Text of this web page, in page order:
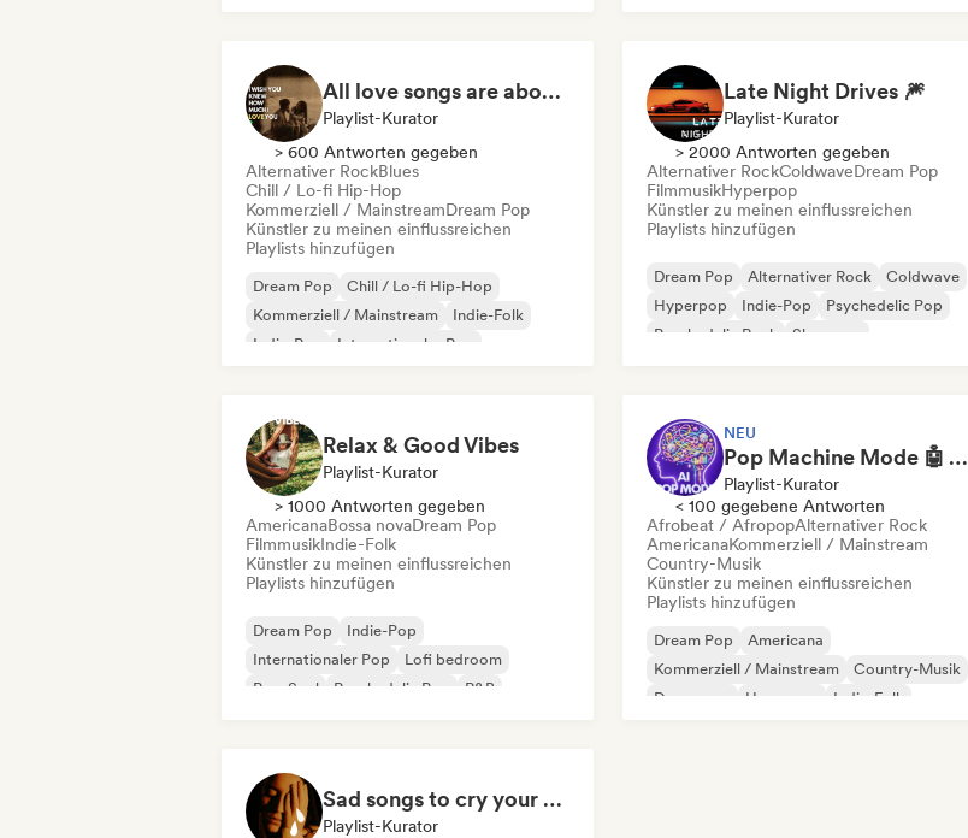
All love songs are about you
Playlist-Kurator
> 600 Antworten gegeben
Alternativer RockBlues
Chill / Lo-fi Hip-Hop
Kommerziell / MainstreamDream Pop
Künstler zu meinen einflussreichen
Playlists hinzufügen
Dream Pop
Chill / Lo-fi Hip-Hop
Kommerziell / Mainstream
Indie-Folk
Indie-Pop
Internationaler Pop
Late Night Drives 🎆
Playlist-Kurator
> 2000 Antworten gegeben
Alternativer RockColdwaveDream Pop
FilmmusikHyperpop
Künstler zu meinen einflussreichen
Playlists hinzufügen
Dream Pop Alternativer Rock
Coldwave
Hyperpop
Indie-Pop
Psychedelic Pop
Psychedelic Rock
Shoegaze
Relax & Good Vibes
Playlist-Kurator
> 1000 Antworten gegeben
AmericanaBossa novaDream Pop
FilmmusikIndie-Folk
Künstler zu meinen einflussreichen
Playlists hinzufügen
Dream Pop
Indie-Pop
Internationaler Pop
Lofi bedroom
Pop-Soul
Psychedelic Pop
R&B
NEU
Pop Machine Mode 🤖 AI Music, Indie Pop & Dream Pop
Playlist-Kurator
< 100 gegebene Antworten
Afrobeat / AfropopAlternativer Rock
AmericanaKommerziell / Mainstream
Country-Musik
Künstler zu meinen einflussreichen
Playlists hinzufügen
Dream Pop
Americana
Kommerziell / Mainstream
Country-Musik
Dance pop
Hyperpop
Indie-Folk
Sad songs to cry your eyes out
Playlist-Kurator